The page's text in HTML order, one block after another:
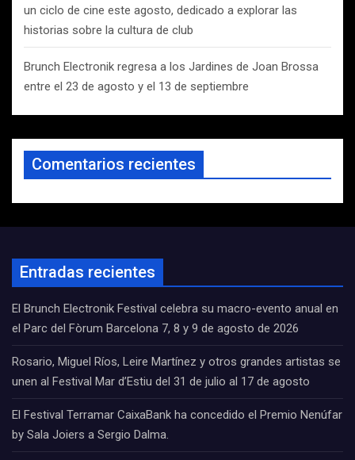
un ciclo de cine este agosto, dedicado a explorar las
historias sobre la cultura de club
Brunch Electronik regresa a los Jardines de Joan Brossa
entre el 23 de agosto y el 13 de septiembre
Comentarios recientes
Entradas recientes
El Brunch Electronik Festival celebra su macro-evento anual en
el Parc del Fòrum Barcelona 7, 8 y 9 de agosto de 2026
Rosario, Miguel Ríos, Leire Martínez y otros grandes artistas se
unen al Festival Mar d’Estiu del 31 de julio al 17 de agosto
El Festival Terramar CaixaBank ha concedido el Premio Nenúfar
by Sala Joiers a Sergio Dalma.